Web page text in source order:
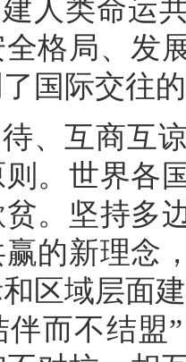
人类命运
格局、发
国际交往
、互商互
。世界各
。坚持多
的新理念
区域层面
而不结盟